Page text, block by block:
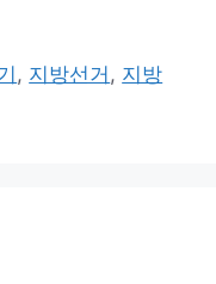
, 지방선거 , 지방